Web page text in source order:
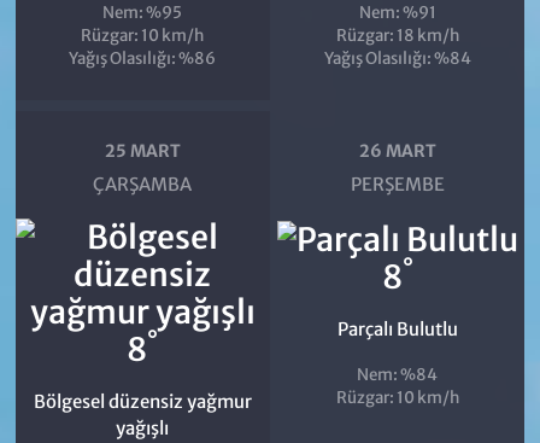
Nem: %95
Rüzgar: 10 km/h
Yağış Olasılığı: %86
Nem: %91
Rüzgar: 18 km/h
Yağış Olasılığı: %84
25 MART
ÇARŞAMBA
8°
Bölgesel düzensiz yağmur
yağışlı
26 MART
PERŞEMBE
8°
Parçalı Bulutlu
Nem: %84
Rüzgar: 10 km/h